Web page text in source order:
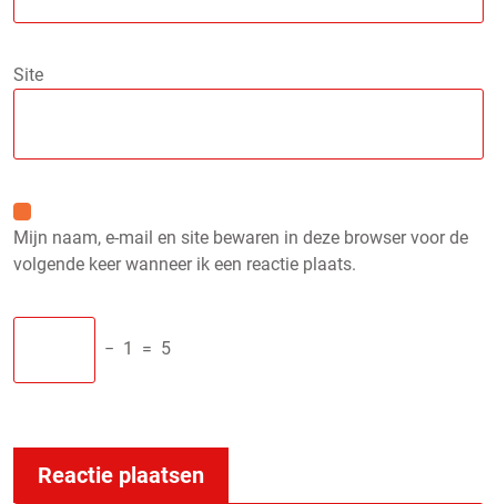
Site
Mijn naam, e-mail en site bewaren in deze browser voor de
volgende keer wanneer ik een reactie plaats.
− 1 = 5